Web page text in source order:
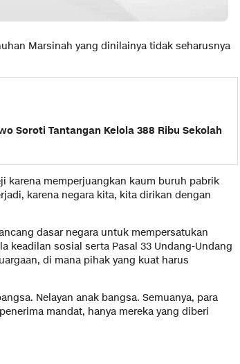
Marsinah yang dinilainya tidak seharusnya
Soroti Tantangan Kelola 388 Ribu Sekolah
karena memperjuangkan kaum buruh pabrik
karena negara kita, kita dirikan dengan
dasar negara untuk mempersatukan
keadilan sosial serta Pasal 33 Undang-Undang
di mana pihak yang kuat harus
Nelayan anak bangsa. Semuanya, para
mandat, hanya mereka yang diberi